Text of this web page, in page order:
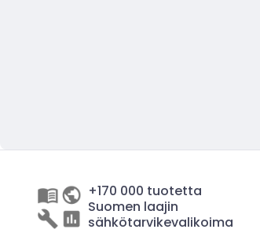
+170 000 tuotetta
Suomen laajin
sähkötarvikevalikoima